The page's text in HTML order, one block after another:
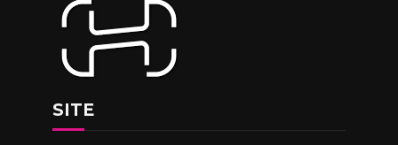
SITE